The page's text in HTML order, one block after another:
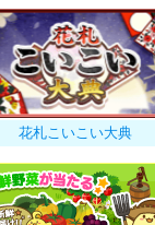
花札こいこい大典